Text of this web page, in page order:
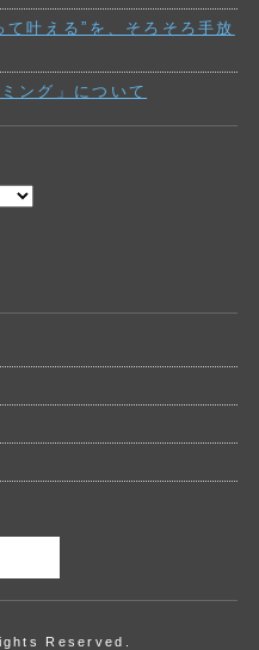
て叶える”を、そろそろ手放
ング」について
Reserved.